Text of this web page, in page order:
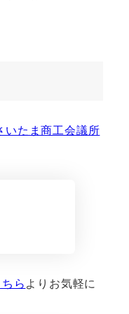
いたま商工会議所
らよりお気軽に